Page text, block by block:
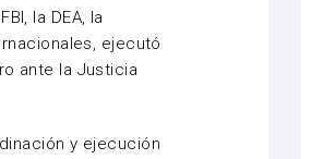
la DEA, la
ejecutó
ante la Justicia
y ejecución